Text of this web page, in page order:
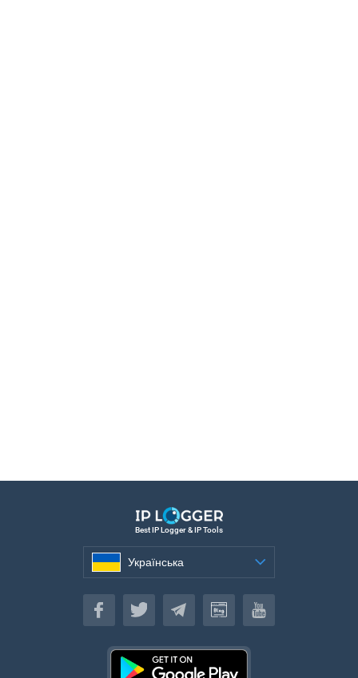
Best IP Logger & IP Tools
Українська
Українська